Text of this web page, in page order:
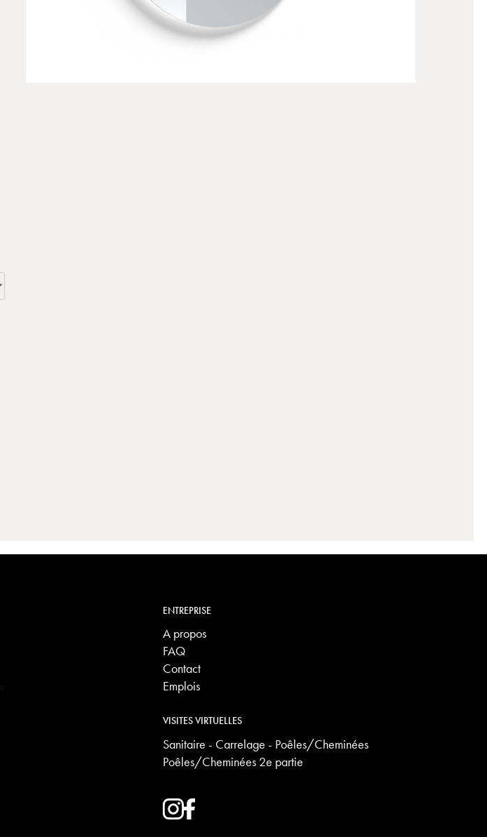
ENTREPRISE
A propos
FAQ
Contact
Emplois
VISITES VIRTUELLES
Sanitaire - Carrelage - Poêles/Cheminées
Poêles/Cheminées 2e partie